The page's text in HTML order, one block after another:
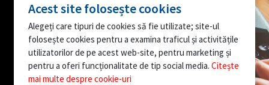
CULTURĂ
PUBLICITATE
EDITORIAL
AI O INFORMAȚIE
Acest site folosește cookies
Alegeți care tipuri de cookies să fie utilizate; site-ul
folosește cookies pentru a examina traficul și activitățile
utilizatorilor de pe acest web-site, pentru marketing și
pentru a oferi funcționalitate de tip social media. Citește
mai multe despre cookie-uri